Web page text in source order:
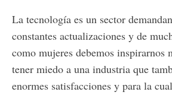
La tecnología es un sector
constantes actualizaciones y de
como mujeres debemos inspirarnos
tener miedo a una industria que
enormes satisfacciones y para la